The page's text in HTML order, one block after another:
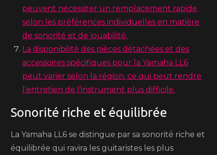
peuvent nécessiter un remplacement rapide
selon les préférences individuelles en matière
de sonorité et de jouabilité.
La disponibilité des pièces détachées et des
accessoires spécifiques pour la Yamaha LL6
peut varier selon la région, ce qui peut rendre
l’entretien de l’instrument plus difficile.
Sonorité riche et équilibrée
La Yamaha LL6 se distingue par sa sonorité riche et
équilibrée qui ravira les guitaristes les plus